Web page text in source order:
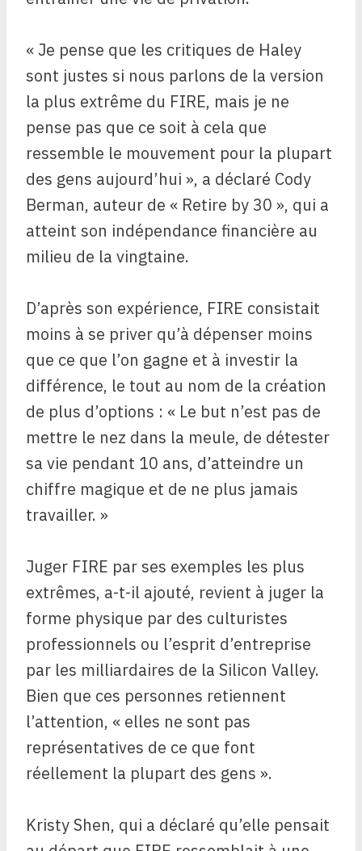
« Je pense que les critiques de Haley
sont justes si nous parlons de la version
la plus extrême du FIRE, mais je ne
pense pas que ce soit à cela que
ressemble le mouvement pour la plupart
des gens aujourd’hui », a déclaré Cody
Berman, auteur de « Retire by 30 », qui a
atteint son indépendance financière au
milieu de la vingtaine.
D’après son expérience, FIRE consistait
moins à se priver qu’à dépenser moins
que ce que l’on gagne et à investir la
différence, le tout au nom de la création
de plus d’options : « Le but n’est pas de
mettre le nez dans la meule, de détester
sa vie pendant 10 ans, d’atteindre un
chiffre magique et de ne plus jamais
travailler. »
Juger FIRE par ses exemples les plus
extrêmes, a-t-il ajouté, revient à juger la
forme physique par des culturistes
professionnels ou l’esprit d’entreprise
par les milliardaires de la Silicon Valley.
Bien que ces personnes retiennent
l’attention, « elles ne sont pas
représentatives de ce que font
réellement la plupart des gens ».
Kristy Shen, qui a déclaré qu’elle pensait